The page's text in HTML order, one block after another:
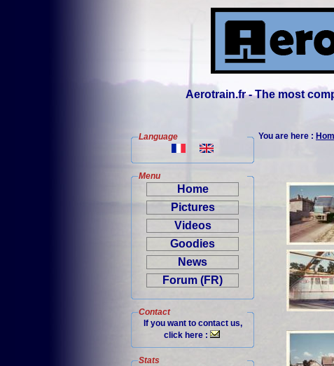
Aerotrain.fr - The most
Language
Menu
Home
Pictures
Videos
Goodies
News
Forum (FR)
Contact
If you want to contact us,
click here :
Stats
You are here :